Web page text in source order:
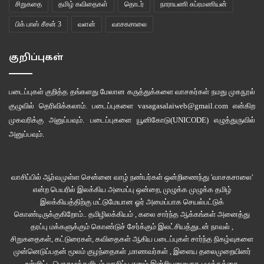
..எடுபடுமிண்ணு தோனுது பாக்கிலாம்”
“காலத்தே தொடங்கினதுண்ணு சொல்லிச்சினும்..அத்தறக்கு என்னத்த
மெனக்கேடு இருக்கு இதில?”
“இதுக்க மின்ன நம்ம சுற்றின பந்தெல்லாம் ஒரே டிரிப்ல பாலுமுக்கி சுற்றினது..
ரப்பர் மரத்திலிருந்து வடியும் பாலுடன் இலகுவாக்கபட்ட ஆசிட்டைக் கலந்தால்
விரைவில் பால் கெட்டியாகும். நாங்கள் பல முறை ஆசிட்க் கலந்தப் பாலை
பயன்படுத்திப் பந்து செய்து தோல்வியைச் சந்தித்திருக்கிறோம்.
ஜோஸ் அண்ணா கூறியதையும், அந்த பந்து அவனின் கையில் இருக்கும்
சிறுகதை தமிழ் கவிதைகள் தொடர் நாராயணி சுப்ரமணியன்
பிக் பாஸ் சீசன் 3 வளன் வாசகசாலை
குறிப்புகள்
படைப்புகள் குறித்த தங்களது மேலான கருத்துக்களை வாசகர்கள் நமது முகநூல்
குழுவில் தெரிவிக்கலாம். படைப்புகளை vasagasalaiweb@gmail.com என்கிற
முகவரிக்கு அனுப்பவும். படைப்புகளை யூனிகோடு(UNICODE)எழுத்துருவில்
அனுப்பவும்.
வாசிப்பில் ஆர்வமுள்ள சென்னை வாழ் நண்பர்கள் ஒன்றிணைந்து 'வாசகசாலை'
என்ற பெயரில் இலக்கிய அமைப்பு ஒன்றை, முழுக்க முழுக்க தமிழ்
இலக்கியத்திற்கு மட்டுமேயான ஓர் அமைப்பாக செயல்பட்டுக்
கொண்டிருக்குகிறோம்.. தமிழிலக்கியம் , கலை சார்ந்த ஆக்கங்கள் அனைத்து
தரப்பு மக்களுக்கும் கொண்டுச் சேர்க்கும் இலட்சியத்துடன் நாவல் ,
சிறுகதைகள், கட்டுரைகள், கவிதைகள் ஆகிய படைப்புகள் சார்ந்த நிகழ்வுகளை
முன்னெடுப்பதன் மூலம் குழந்தைகள் ,மாணவர்கள் , இளைய தலைமுறையினர்